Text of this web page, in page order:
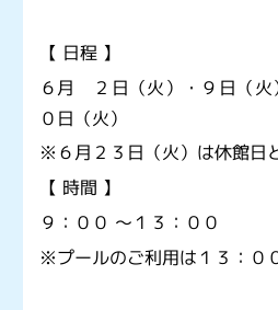
【 日程 】
６月 ２日（火）・９日（火
０日（火）
※６月２３日（火）は休館日
【 時間 】
９：００ ～１３：００
※プールのご利用は１３：０